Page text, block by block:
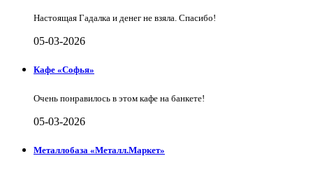
Настоящая Гадалка и денег не взяла. Спасибо!
05-03-2026
Кафе «Софья»
Очень понравилось в этом кафе на банкете!
05-03-2026
Металлобаза «Металл.Маркет»